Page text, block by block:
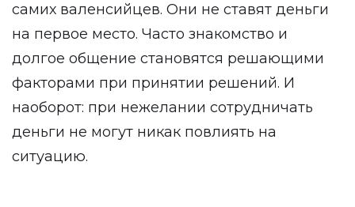
самих валенсийцев. Они не ставят деньги
на первое место. Часто знакомство и
долгое общение становятся решающими
факторами при принятии решений. И
наоборот: при нежелании сотрудничать
деньги не могут никак повлиять на
ситуацию.